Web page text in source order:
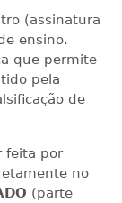
(assinatura
ensino.
que permite
pela
de
feita por
no
(parte